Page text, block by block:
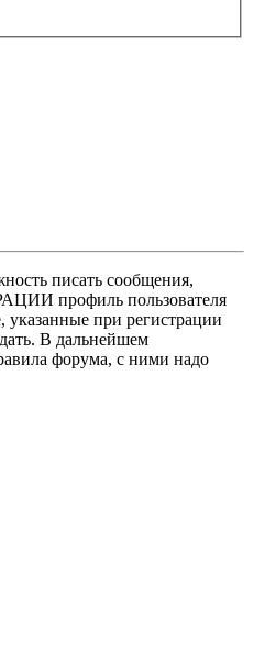
писать сообщения,
профиль пользователя
при регистрации
В дальнейшем
форума, с ними надо